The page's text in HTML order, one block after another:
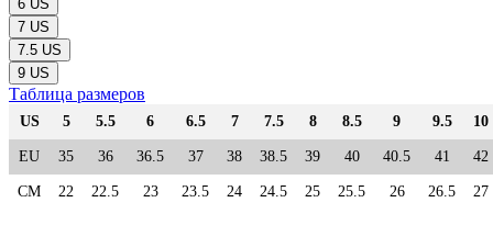
6 US
7 US
7.5 US
9 US
Таблица размеров
US 5 5.5 6 6.5 7 7.5 8 8.5 9 9.5 10
EU 35 36 36.5 37 38 38.5 39 40 40.5 41 42
СМ 22 22.5 23 23.5 24 24.5 25 25.5 26 26.5 27